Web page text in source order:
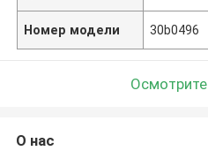
Номер модели 30b0496
О нас